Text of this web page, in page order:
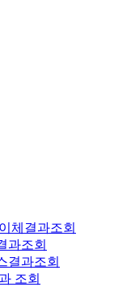
체결과조회
과조회
결과조회
조회